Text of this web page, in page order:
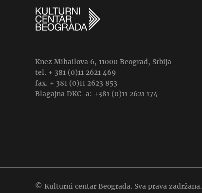
Knez Mihailova 6, 11000 Beograd, Srbija
tel. + 381 (0)11 2621 469
fax. + 381 (0)11 2623 853
Blagajna DKC-a: +381 (0)11 2621 174
© Kulturni centar Beograda. Sva prava zadržana.